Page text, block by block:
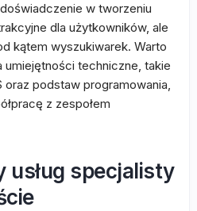
w tworzeniu
dla użytkowników, ale
kątem wyszukiwarek. Warto
techniczne, takie
oraz podstaw programowania,
z zespołem
usług specjalisty